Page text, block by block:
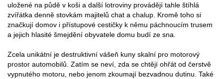
uložené na půdě v koši a další lotroviny provádějí tahle štíhlá
zvířátka denně stovkám majitelů chat a chalup. Kromě toho si
značkují domov i přístupové cestičky k němu páchnoucím trusem
a jejich hlasité šmejdění obyvatele domu budí ze sna.
Zcela unikátní je destruktivní vášeň kuny skalní pro motorový
prostor automobilů. Zatím se neví, zda se chtějí ohřát od čerstvě
vypnutého motoru, nebo jenom zkoumají bezvadnou dutinu. Také